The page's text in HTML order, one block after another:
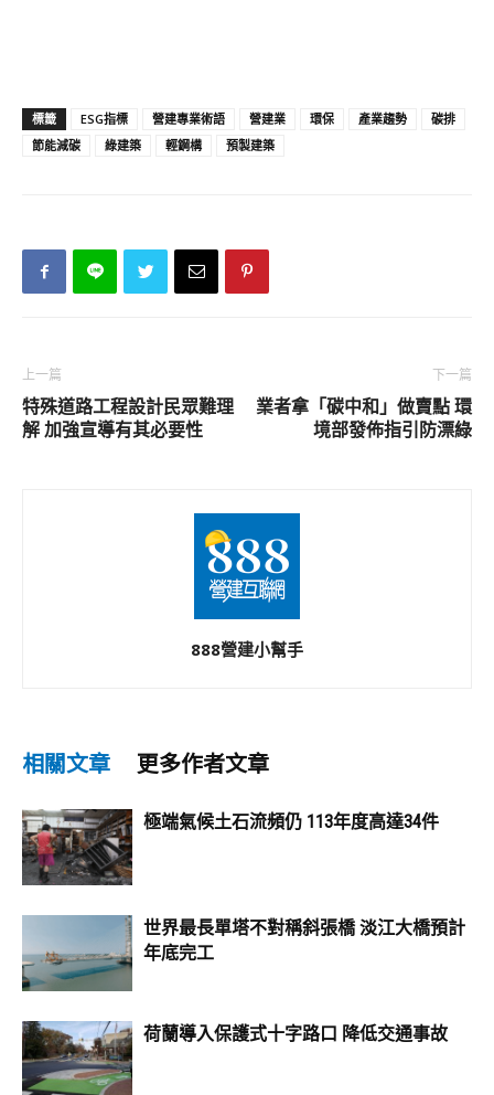
標籤 ESG指標 營建專業術語 營建業 環保 產業趨勢
碳排
節能減碳
綠建築 輕鋼構 預製建築
上一篇
特殊道路工程設計民眾難理
解 加強宣導有其必要性
下一篇
業者拿「碳中和」做賣點 環
境部發佈指引防漂綠
888營建小幫手
相關文章 更多作者文章
極端氣候土石流頻仍 113年度高達34件
世界最長單塔不對稱斜張橋 淡江大橋預計
年底完工
荷蘭導入保護式十字路口 降低交通事故